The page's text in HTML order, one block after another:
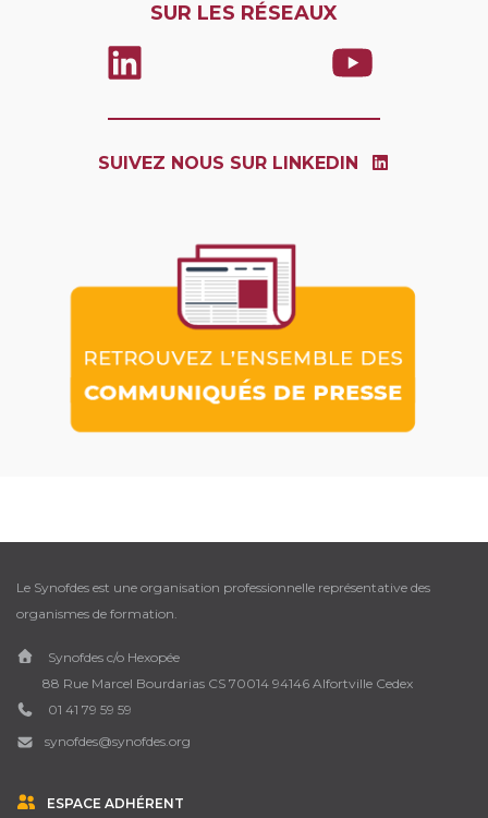
SUR LES RÉSEAUX
SUIVEZ NOUS SUR LINKEDIN
Le Synofdes est une organisation professionnelle représentative des
organismes de formation.
Synofdes c/o Hexopée
88 Rue Marcel Bourdarias CS 70014 94146 Alfortville Cedex
01 41 79 59 59
synofdes@synofdes.org
ESPACE ADHÉRENT